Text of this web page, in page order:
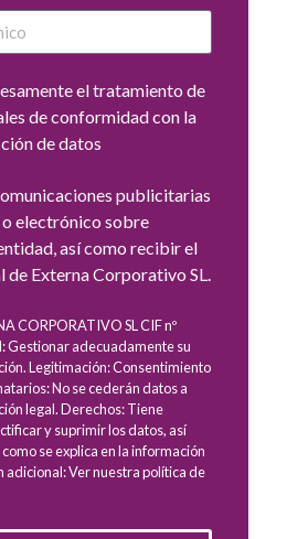
el tratamiento de
de conformidad con la
de datos
publicitarias
electrónico sobre
así como recibir el
Externa Corporativo SL.
CORPORATIVO SL CIF nº
Gestionar adecuadamente su
Legitimación: Consentimiento
No se cederán datos a
legal. Derechos: Tiene
y suprimir los datos, así
se explica en la información
adicional: Ver nuestra política de